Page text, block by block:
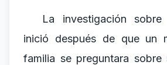
La investigación
inició después de que un
familia se preguntara